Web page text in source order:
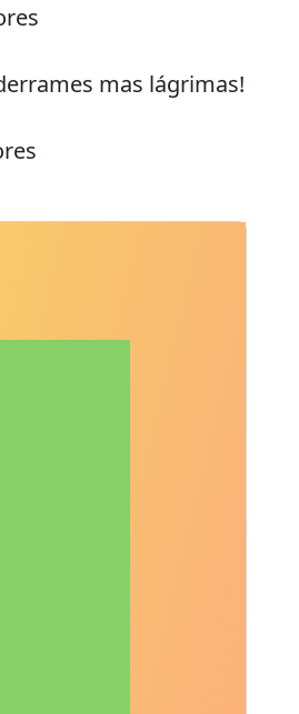
mas lágrimas!